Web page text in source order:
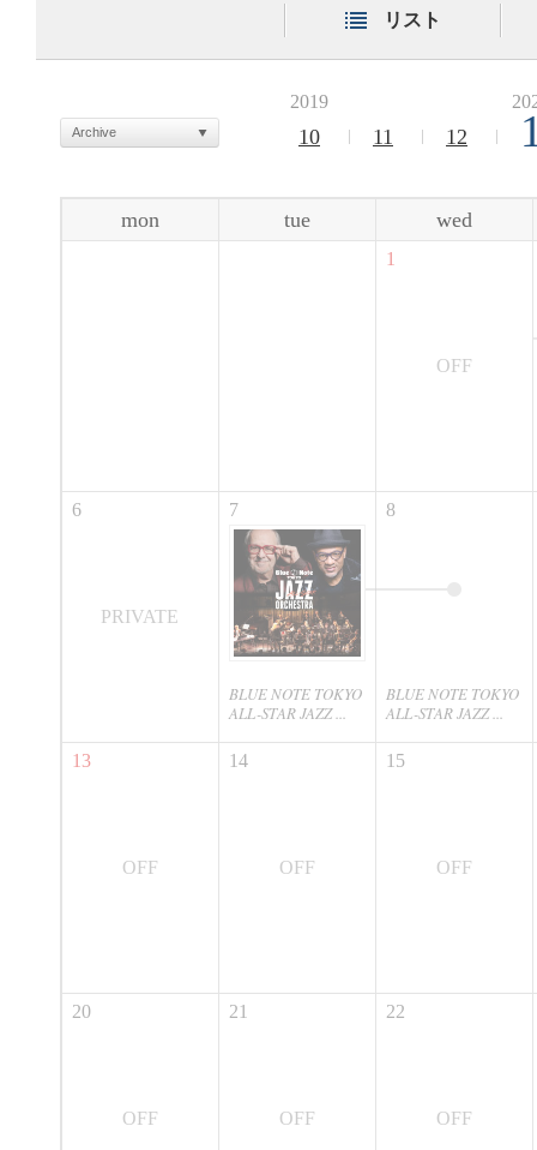
リスト
2019
10 11 12
Archive
mon tue wed
1
OFF
6
PRIVATE
7
BLUE NOTE TOKYO
ALL-STAR JAZZ ...
8
BLUE NOTE TOKYO
ALL-STAR JAZZ ...
13
OFF
14
OFF
15
OFF
20
OFF
21
OFF
22
OFF